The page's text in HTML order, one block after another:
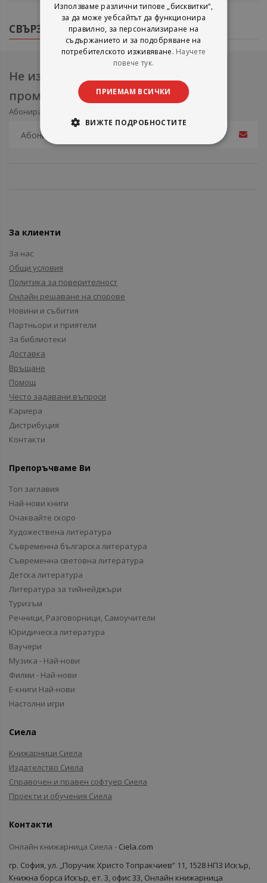
СВЪРЗАНИ ПРОДУКТИ
Не изпускайте нови продукти и
промоции
Абонирайте се за нашия e-mail бюлетин
За клиенти
За нас
Общи условия
Политика за поверителност
Онлайн решаване на спорове
Новини и събития
Партньори и приятели
За библиотеки
Доставка
Връщане
Помощ
Често задавани въпроси
Кариера
Дистрибуция
Контакти
Препоръчваме Ви
Топ заглавия
Най-нови книги
Очаквайте скоро
Художествена литература
Съвременна българска литература
Съвременна световна литература
Детска литература
Литература за тийнейджъри
Туризъм
Речници, Разговорници, Самоучители
Юридическа литература
Ваучери
Музика - Най-нови
Филми - Най-нови
Е-книги Най-нови
Настолни игри
Сиела
Книжарници Сиела
Издателство Сиела
Справочен и правен софтуер Сиела
Проекти и обучения Сиела
Контакти
Онлайн книжарница Сиела - Ciela.com
гр. София, ул. „Поручик Христо Топракчиев“ 11, 1528 НПЗ Искър,
Книжна борса Искър, ет. 3, офис 33, Онлайн книжарница
Използваме различни типове „бисквитки“,
за да може уебсайтът да функционира
правилно, за персонализиране на
съдържанието и за подобряване на
потребителското изживяване. Научете
повече тук.
ПРИЕМАМ ВСИЧКИ
ВИЖТЕ ПОДРОБНОСТИТЕ